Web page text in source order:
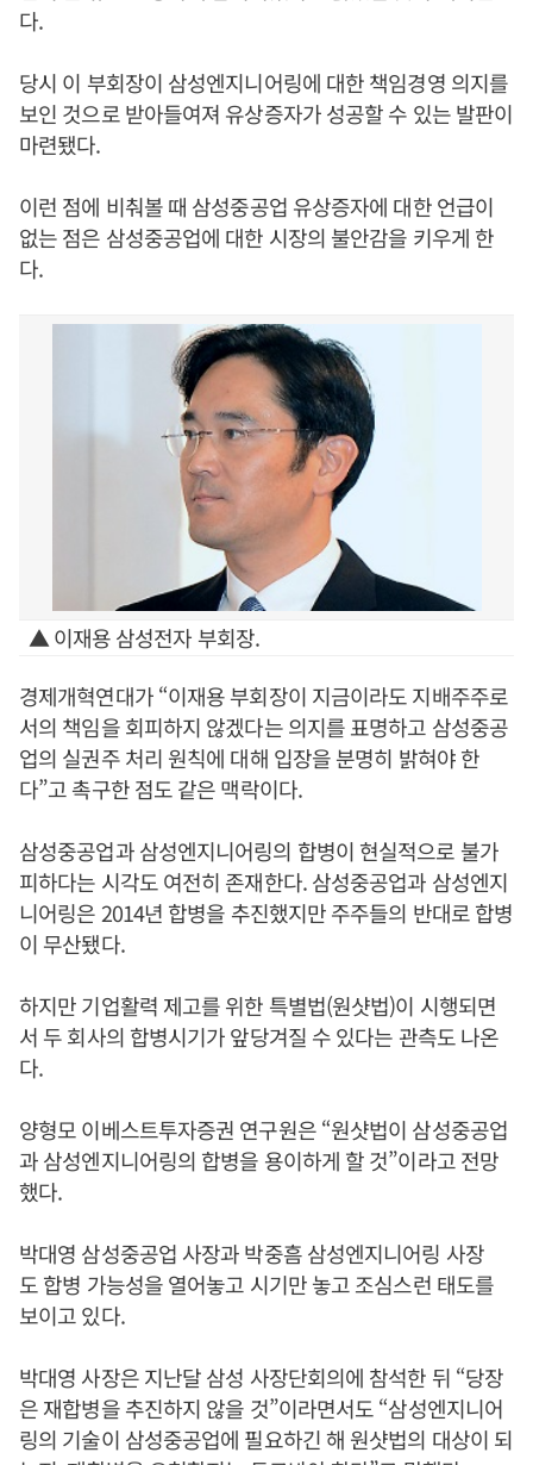
다.
당시 이 부회장이 삼성엔지니어링에 대한 책임경영 의지를
보인 것으로 받아들여져 유상증자가 성공할 수 있는 발판이
마련됐다.
이런 점에 비춰볼 때 삼성중공업 유상증자에 대한 언급이
없는 점은 삼성중공업에 대한 시장의 불안감을 키우게 한
다.
▲ 이재용 삼성전자 부회장.
경제개혁연대가 “이재용 부회장이 지금이라도 지배주주로
서의 책임을 회피하지 않겠다는 의지를 표명하고 삼성중공
업의 실권주 처리 원칙에 대해 입장을 분명히 밝혀야 한
다”고 촉구한 점도 같은 맥락이다.
삼성중공업과 삼성엔지니어링의 합병이 현실적으로 불가
피하다는 시각도 여전히 존재한다. 삼성중공업과 삼성엔지
니어링은 2014년 합병을 추진했지만 주주들의 반대로 합병
이 무산됐다.
하지만 기업활력 제고를 위한 특별법(원샷법)이 시행되면
서 두 회사의 합병시기가 앞당겨질 수 있다는 관측도 나온
다.
양형모 이베스트투자증권 연구원은 “원샷법이 삼성중공업
과 삼성엔지니어링의 합병을 용이하게 할 것”이라고 전망
했다.
박대영 삼성중공업 사장과 박중흠 삼성엔지니어링 사장
도 합병 가능성을 열어놓고 시기만 놓고 조심스런 태도를
보이고 있다.
박대영 사장은 지난달 삼성 사장단회의에 참석한 뒤 “당장
은 재합병을 추진하지 않을 것”이라면서도 “삼성엔지니어
링의 기술이 삼성중공업에 필요하긴 해 원샷법의 대상이 되